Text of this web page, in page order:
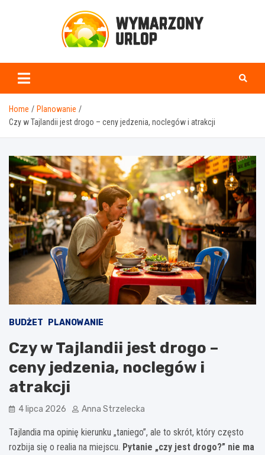
Home
Planowanie
Czy w Tajlandii jest drogo – ceny jedzenia, noclegów i atrakcji
BUDŻET PLANOWANIE
Czy w Tajlandii jest drogo –
ceny jedzenia, noclegów i
atrakcji
4 lipca 2026 Anna Strzelecka
Tajlandia ma opinię kierunku „taniego”, ale to skrót, który często
rozbija się o realia na miejscu. Pytanie „czy jest drogo?” nie ma